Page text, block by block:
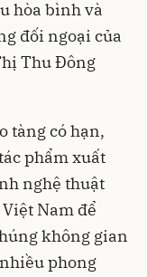
hòa bình và
đối ngoại của
Thu Đông
tàng có hạn,
phẩm xuất
nghệ thuật
Nam để
không gian
phong